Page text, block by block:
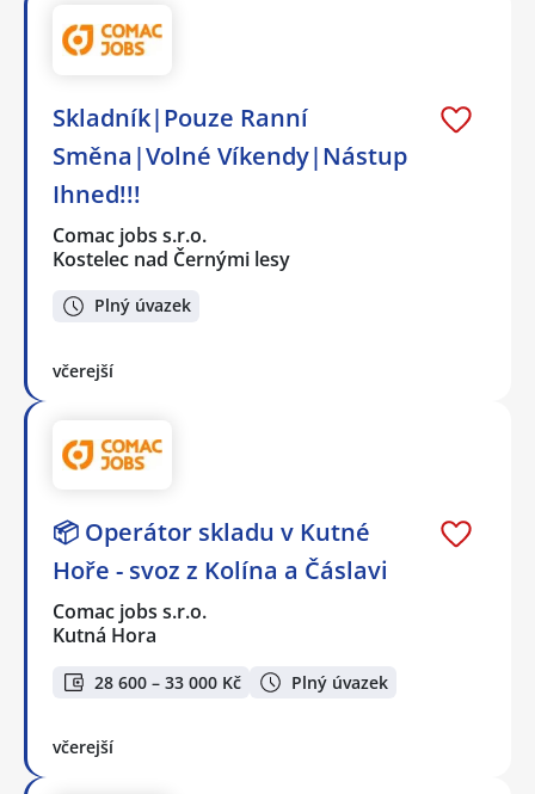
Skladník|Pouze Ranní
Směna|Volné Víkendy|Nástup
Ihned!!!
Comac jobs s.r.o.
Kostelec nad Černými lesy
Plný úvazek
včerejší
📦 Operátor skladu v Kutné
Hoře - svoz z Kolína a Čáslavi
Comac jobs s.r.o.
Kutná Hora
28 600 – 33 000 Kč Plný úvazek
včerejší